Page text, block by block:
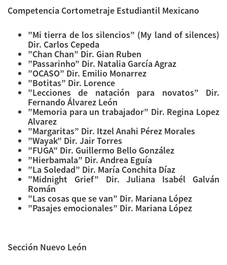
Competencia Cortometraje Estudiantil Mexicano
”Mi tierra de los silencios” (My land of silences)
Dir. Carlos Cepeda
”Chan Chan” Dir. Gian Ruben
”Passarinho” Dir. Natalia García Agraz
”OCASO” Dir. Emilio Monarrez
”Botitas” Dir. Lorence
”Lecciones de natación para novatos” Dir.
Fernando Álvarez León
”Memoria para un trabajador” Dir. Regina Lopez
Alvarez
”Margaritas” Dir. Itzel Anahi Pérez Morales
”Wayak” Dir. Jair Torres
”FUGA” Dir. Guillermo Bello González
”Hierbamala” Dir. Andrea Eguía
”La Soledad” Dir. María Conchita Díaz
”Midnight Grief” Dir. Juliana Isabél Galván
Román
”Las cosas que se van” Dir. Mariana López
”Pasajes emocionales” Dir. Mariana López
Sección Nuevo León